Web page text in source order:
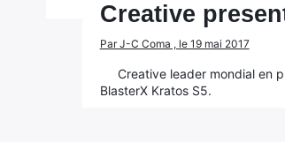
Creative
Par J-C Coma , le 19 mai 2017
Creative leader mondial en
BlasterX Kratos S5.